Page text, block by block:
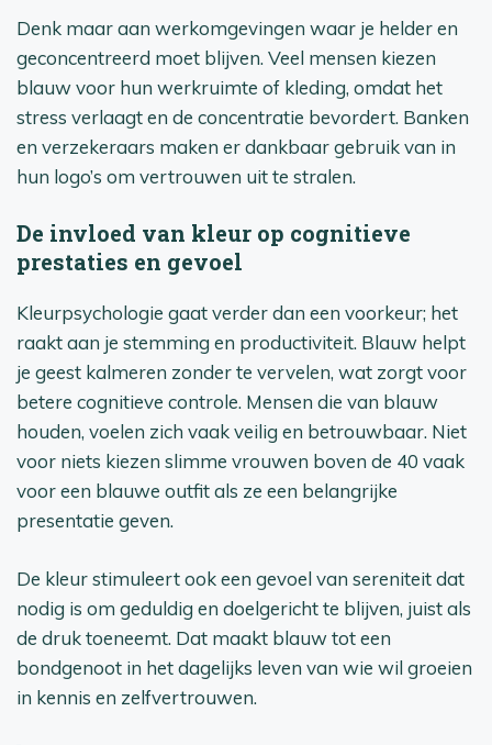
Denk maar aan werkomgevingen waar je helder en
geconcentreerd moet blijven. Veel mensen kiezen
blauw voor hun werkruimte of kleding, omdat het
stress verlaagt en de concentratie bevordert. Banken
en verzekeraars maken er dankbaar gebruik van in
hun logo’s om vertrouwen uit te stralen.
De invloed van kleur op cognitieve
prestaties en gevoel
Kleurpsychologie gaat verder dan een voorkeur; het
raakt aan je stemming en productiviteit. Blauw helpt
je geest kalmeren zonder te vervelen, wat zorgt voor
betere cognitieve controle. Mensen die van blauw
houden, voelen zich vaak veilig en betrouwbaar. Niet
voor niets kiezen slimme vrouwen boven de 40 vaak
voor een blauwe outfit als ze een belangrijke
presentatie geven.
De kleur stimuleert ook een gevoel van sereniteit dat
nodig is om geduldig en doelgericht te blijven, juist als
de druk toeneemt. Dat maakt blauw tot een
bondgenoot in het dagelijks leven van wie wil groeien
in kennis en zelfvertrouwen.